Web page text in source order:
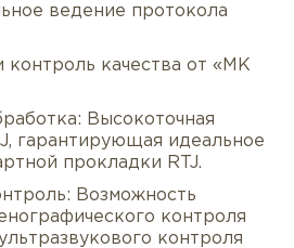
ведение протокола
качества от «МК
Высокоточная
гарантирующая идеальное
прокладки RTJ.
Возможность
контроля
контроля